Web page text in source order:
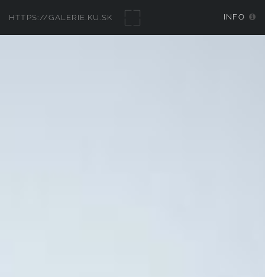
HTTPS://GALERIE.KU.SK INFO